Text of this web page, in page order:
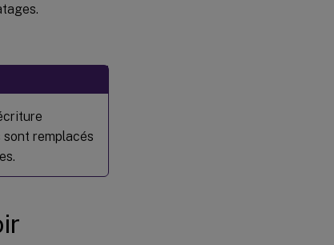
remplacés